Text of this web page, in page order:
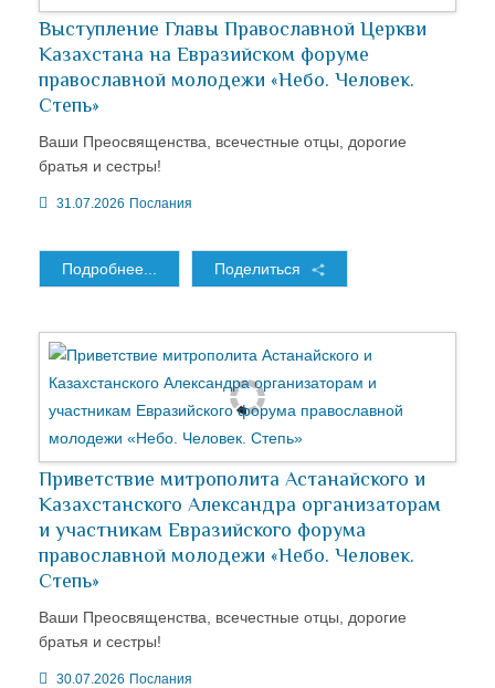
Выступление Главы Православной Церкви
Казахстана на Евразийском форуме
православной молодежи «Небо. Человек.
Степь»
Ваши Преосвященства, всечестные отцы, дорогие
братья и сестры!
31.07.2026 Послания
Подробнее... Поделиться
Приветствие митрополита Астанайского и
Казахстанского Александра организаторам
и участникам Евразийского форума
православной молодежи «Небо. Человек.
Степь»
Ваши Преосвященства, всечестные отцы, дорогие
братья и сестры!
30.07.2026 Послания